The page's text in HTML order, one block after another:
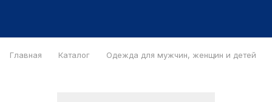
Главная Каталог Одежда для мужчин, женщин и детей